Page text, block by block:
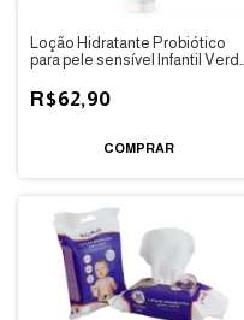
Loção Hidratante Probiótico
para pele sensível Infantil Verdi
R$62,90